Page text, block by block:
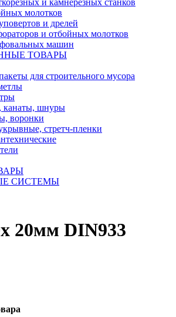
и камнерезных станков
молотков
и дрелей
и отбойных молотков
машин
ТОВАРЫ
для строительного мусора
канаты, шнуры
воронки
стретч-пленки
СИСТЕМЫ
20мм DIN933